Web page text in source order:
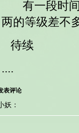
有一段时间
两的等级差不
待续
....
表评论
妖：